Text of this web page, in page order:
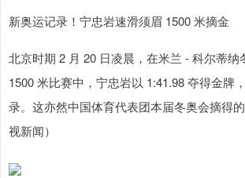
新奥运记录！宁忠岩速滑须眉 1500 米摘金
北京时期 2 月 20 日凌晨，在米兰 - 科尔蒂纳
1500 米比赛中，宁忠岩以 1:41.98 夺得金牌
录。这亦然中国体育代表团本届冬奥会摘得
视新闻）